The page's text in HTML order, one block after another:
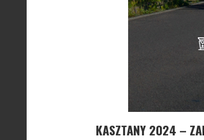
KASZTANY 2024 –